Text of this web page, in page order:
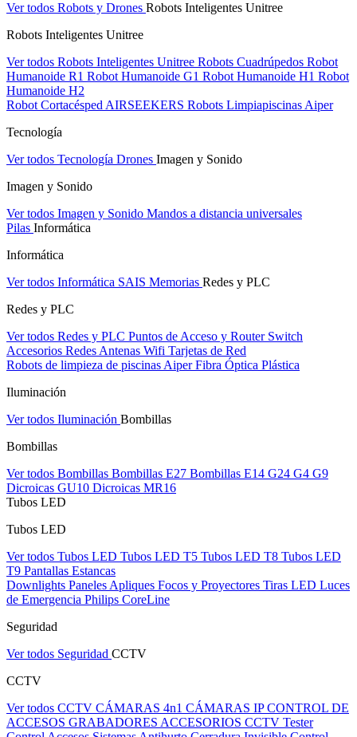
Ver todos Robots y Drones Robots Inteligentes Unitree
Robots Inteligentes Unitree
Ver todos Robots Inteligentes Unitree Robots Cuadrúpedos Robot
Humanoide R1 Robot Humanoide G1 Robot Humanoide H1 Robot
Humanoide H2
Robot Cortacésped AIRSEEKERS Robots Limpiapiscinas Aiper
Tecnología
Ver todos Tecnología Drones Imagen y Sonido
Imagen y Sonido
Ver todos Imagen y Sonido Mandos a distancia universales
Pilas Informática
Informática
Ver todos Informática SAIS Memorias Redes y PLC
Redes y PLC
Ver todos Redes y PLC Puntos de Acceso y Router Switch
Accesorios Redes Antenas Wifi Tarjetas de Red
Robots de limpieza de piscinas AiperFibra Óptica Plástica
Iluminación
Ver todos Iluminación Bombillas
Bombillas
Ver todos Bombillas Bombillas E27 Bombillas E14 G24 G4 G9
Dicroicas GU10 Dicroicas MR16
Tubos LED
Tubos LED
Ver todos Tubos LED Tubos LED T5 Tubos LED T8 Tubos LED
T9 Pantallas Estancas
Downlights Paneles Apliques Focos y Proyectores Tiras LED Luces
de Emergencia Philips CoreLine
Seguridad
Ver todos Seguridad CCTV
CCTV
Ver todos CCTV CÁMARAS 4n1 CÁMARAS IPCONTROL DE
ACCESOS GRABADORES ACCESORIOS CCTV Tester